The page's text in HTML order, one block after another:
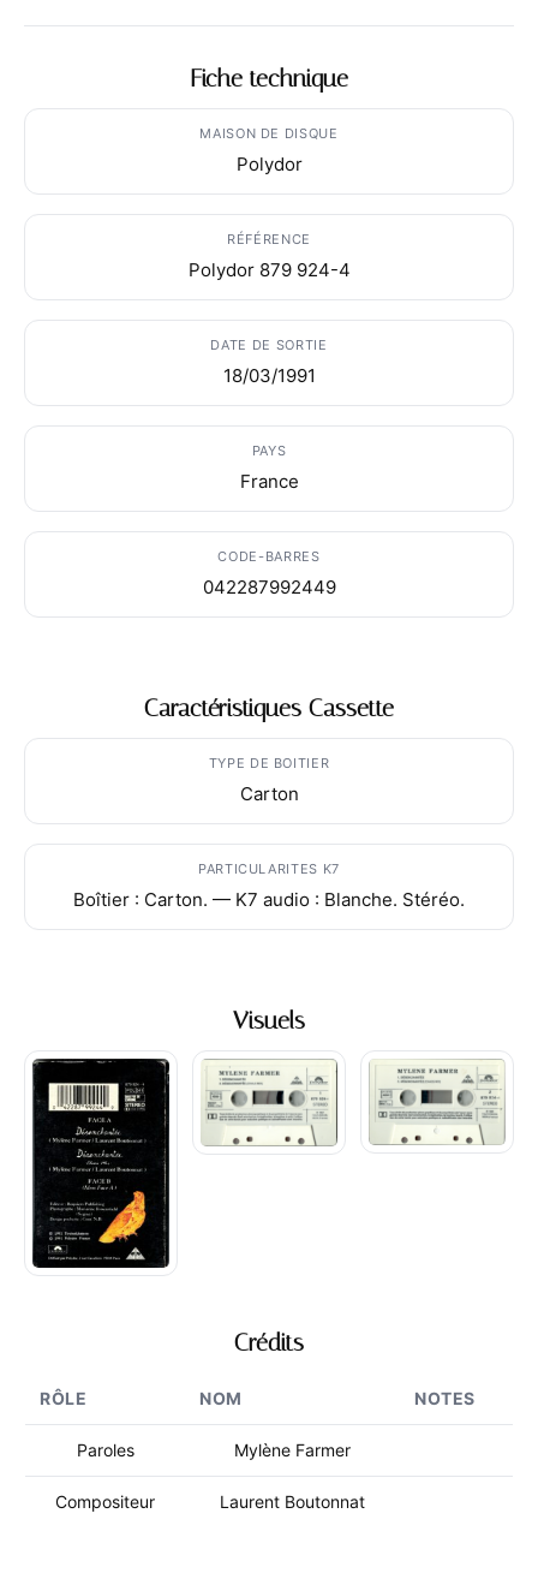
Fiche technique
MAISON DE DISQUE
Polydor
RÉFÉRENCE
Polydor 879 924-4
DATE DE SORTIE
18/03/1991
PAYS
France
CODE-BARRES
042287992449
Caractéristiques Cassette
TYPE DE BOITIER
Carton
PARTICULARITES K7
Boîtier : Carton. — K7 audio : Blanche. Stéréo.
Visuels
Crédits
RÔLE NOM NOTES
Paroles Mylène Farmer
Compositeur Laurent Boutonnat